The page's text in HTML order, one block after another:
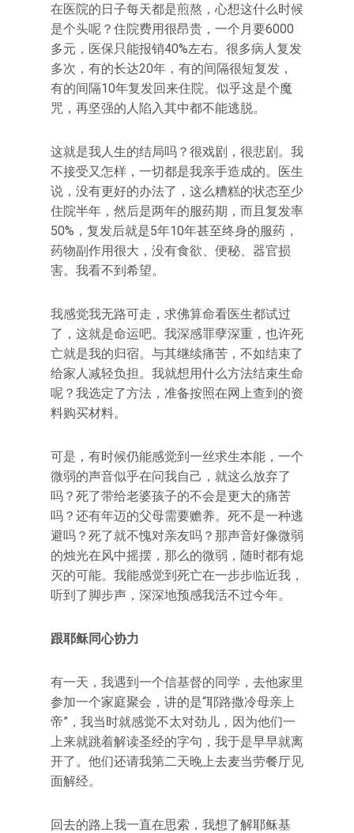
在医院的日子每天都是煎熬，心想这什么时候
是个头呢？住院费用很昂贵，一个月要6000
多元，医保只能报销40%左右。很多病人复发
多次，有的长达20年，有的间隔很短复发，
有的间隔10年复发回来住院。似乎这是个魔
咒，再坚强的人陷入其中都不能逃脱。
这就是我人生的结局吗？很戏剧，很悲剧。我
不接受又怎样，一切都是我亲手造成的。医生
说，没有更好的办法了，这么糟糕的状态至少
住院半年，然后是两年的服药期，而且复发率
50%，复发后就是5年10年甚至终身的服药，
药物副作用很大，没有食欲、便秘、器官损
害。我看不到希望。
我感觉我无路可走，求佛算命看医生都试过
了，这就是命运吧。我深感罪孽深重，也许死
亡就是我的归宿。与其继续痛苦，不如结束了
给家人减轻负担。我就想用什么方法结束生命
呢？我选定了方法，准备按照在网上查到的资
料购买材料。
可是，有时候仍能感觉到一丝求生本能，一个
微弱的声音似乎在问我自己，就这么放弃了
吗？死了带给老婆孩子的不会是更大的痛苦
吗？还有年迈的父母需要赡养。死不是一种逃
避吗？死了就不愧对亲友吗？那声音好像微弱
的烛光在风中摇摆，那么的微弱，随时都有熄
灭的可能。我能感觉到死亡在一步步临近我，
听到了脚步声，深深地预感我活不过今年。
跟耶稣同心协力
有一天，我遇到一个信基督的同学，去他家里
参加一个家庭聚会，讲的是“耶路撒冷母亲上
帝”，我当时就感觉不太对劲儿，因为他们一
上来就跳着解读圣经的字句，我于是早早就离
开了。他们还请我第二天晚上去麦当劳餐厅见
面解经。
回去的路上我一直在思索，我想了解耶稣基